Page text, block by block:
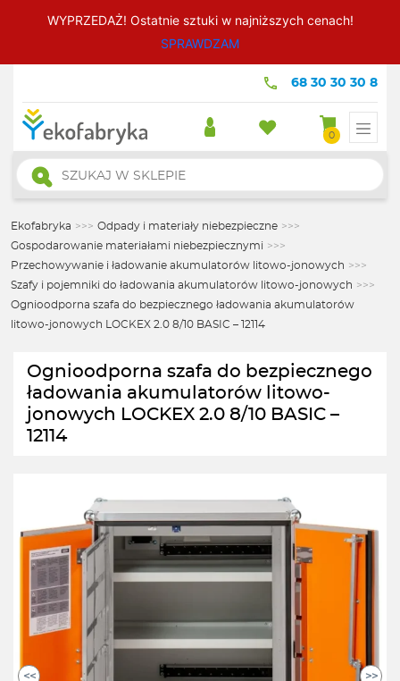
WYPRZEDAŻ! Ostatnie sztuki w najniższych cenach!
SPRAWDZAM
68 30 30 30 8
0
Wyszukiwarka
produktów
Ekofabryka >>> Odpady i materiały niebezpieczne >>>
Gospodarowanie materiałami niebezpiecznymi >>>
Przechowywanie i ładowanie akumulatorów litowo-jonowych >>>
Szafy i pojemniki do ładowania akumulatorów litowo-jonowych >>>
Ognioodporna szafa do bezpiecznego ładowania akumulatorów
litowo-jonowych LOCKEX 2.0 8/10 BASIC – 12114
Ognioodporna szafa do bezpiecznego
ładowania akumulatorów litowo-
jonowych LOCKEX 2.0 8/10 BASIC –
12114
<< >>